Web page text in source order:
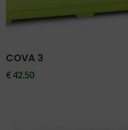
COVA 3
€ 42.50